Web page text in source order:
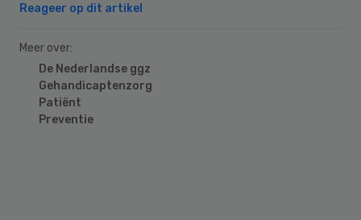
Reageer op dit artikel
Meer over:
De Nederlandse ggz
Gehandicaptenzorg
Patiënt
Preventie